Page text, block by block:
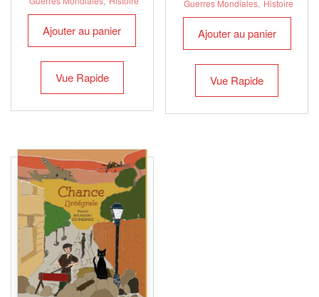
Ajouter au panier
Vue Rapide
Guerres Mondiales, Histoire
Ajouter au panier
Vue Rapide